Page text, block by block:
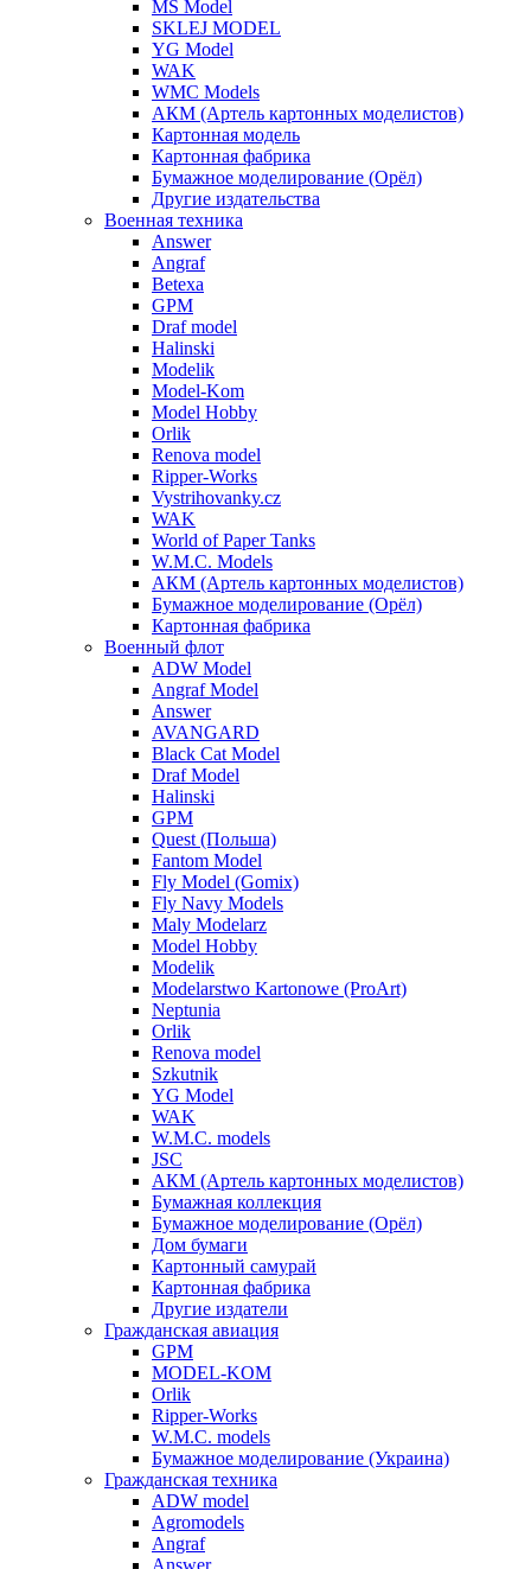
MS Model
SKLEJ MODEL
YG Model
WAK
WMC Models
АКМ (Артель картонных моделистов)
Картонная модель
Картонная фабрика
Бумажное моделирование (Орёл)
Другие издательства
Военная техника
Answer
Angraf
Betexa
GPM
Draf model
Halinski
Modelik
Model-Kom
Model Hobby
Orlik
Renova model
Ripper-Works
Vystrihovanky.cz
WAK
World of Paper Tanks
W.M.C. Models
АКМ (Артель картонных моделистов)
Бумажное моделирование (Орёл)
Картонная фабрика
Военный флот
ADW Model
Angraf Model
Answer
AVANGARD
Black Cat Model
Draf Model
Halinski
GPM
Quest (Польша)
Fantom Model
Fly Model (Gomix)
Fly Navy Models
Maly Modelarz
Model Hobby
Modelik
Modelarstwo Kartonowe (ProArt)
Neptunia
Orlik
Renova model
Szkutnik
YG Model
WAK
W.M.C. models
JSC
АКМ (Артель картонных моделистов)
Бумажная коллекция
Бумажное моделирование (Орёл)
Дом бумаги
Картонный самурай
Картонная фабрика
Другие издатели
Гражданская авиация
GPM
MODEL-KOM
Orlik
Ripper-Works
W.M.C. models
Бумажное моделирование (Украина)
Гражданская техника
ADW model
Agromodels
Angraf
Answer